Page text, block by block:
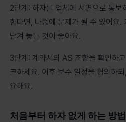
2단계: 하자를 업체에 서면으로 통보
한다면, 나중에 문제가 될 수 있어요.
남겨 놓는 것이 좋아요.
3단계: 계약서의 AS 조항을 확인하
크하세요. 이후 보수 일정을 협의하
요해요.
처음부터 하자 없게 하는 방법